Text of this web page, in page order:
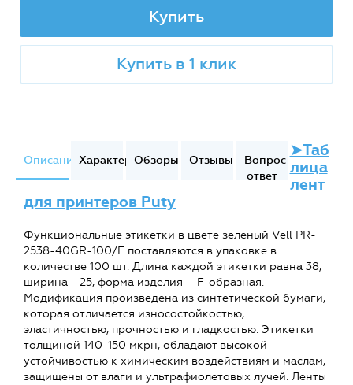
Купить
Купить в 1 клик
ОписаниеХарактеристики
Обзоры Отзывы
Вопрос-
ответ
➤Таб
лица
лент
для принтеров Puty
Функциональные этикетки в цвете зеленый Vell PR-
2538-40GR-100/F поставляются в упаковке в
количестве 100 шт. Длина каждой этикетки равна 38,
ширина - 25, форма изделия – F-образная.
Модификация произведена из синтетической бумаги,
которая отличается износостойкостью,
эластичностью, прочностью и гладкостью. Этикетки
толщиной 140-150 мкрн, обладают высокой
устойчивостью к химическим воздействиям и маслам,
защищены от влаги и ультрафиолетовых лучей. Ленты